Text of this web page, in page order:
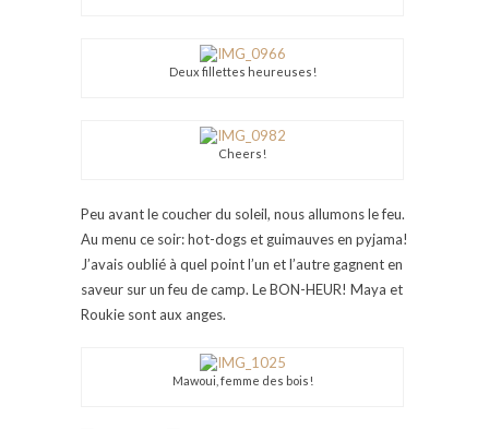
Deux fillettes heureuses!
Cheers!
Peu avant le coucher du soleil, nous allumons le feu.
Au menu ce soir: hot-dogs et guimauves en pyjama!
J’avais oublié à quel point l’un et l’autre gagnent en
saveur sur un feu de camp. Le BON-HEUR! Maya et
Roukie sont aux anges.
Mawoui, femme des bois!